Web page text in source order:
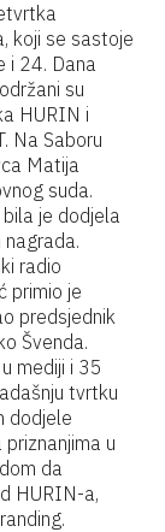
koji se sastoje
i 24. Dana
su
HURIN i
Na Saboru
Matija
suda.
je dodjela
nagrada.
radio
primio je
predsjednik
Švenda.
mediji i 35
tvrtku
dodjele
u
da
HURIN-a,